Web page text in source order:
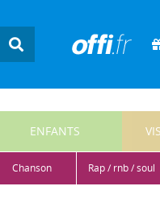
ENFANTS
chanson rap / rnb / soul